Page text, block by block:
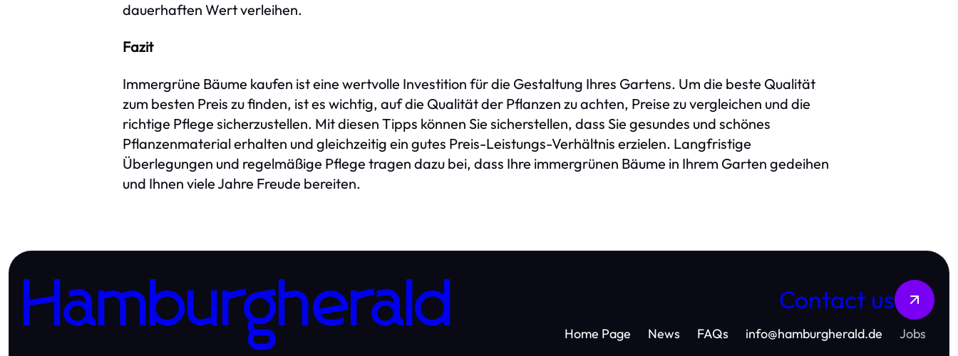
dauerhaften Wert verleihen.
Fazit
Immergrüne Bäume kaufen ist eine wertvolle Investition für die Gestaltung Ihres Gartens. Um die beste Qualität
zum besten Preis zu finden, ist es wichtig, auf die Qualität der Pflanzen zu achten, Preise zu vergleichen und die
richtige Pflege sicherzustellen. Mit diesen Tipps können Sie sicherstellen, dass Sie gesundes und schönes
Pflanzenmaterial erhalten und gleichzeitig ein gutes Preis-Leistungs-Verhältnis erzielen. Langfristige
Überlegungen und regelmäßige Pflege tragen dazu bei, dass Ihre immergrünen Bäume in Ihrem Garten gedeihen
und Ihnen viele Jahre Freude bereiten.
Hamburgherald Contact us
Home Page News FAQs info@hamburgherald.de Jobs